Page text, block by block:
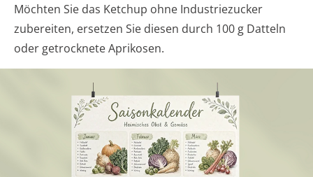
Möchten Sie das Ketchup ohne Industriezucker
zubereiten, ersetzen Sie diesen durch 100 g Datteln
oder getrocknete Aprikosen.